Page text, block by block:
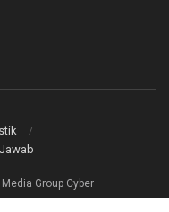
Group Cyber